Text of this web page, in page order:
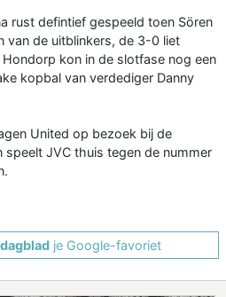
rust defintief gespeeld toen Sören
van de uitblinkers, de 3-0 liet
kon in de slotfase nog een
kopbal van verdediger Danny
United op bezoek bij de
speelt JVC thuis tegen de nummer
je Google-favoriet